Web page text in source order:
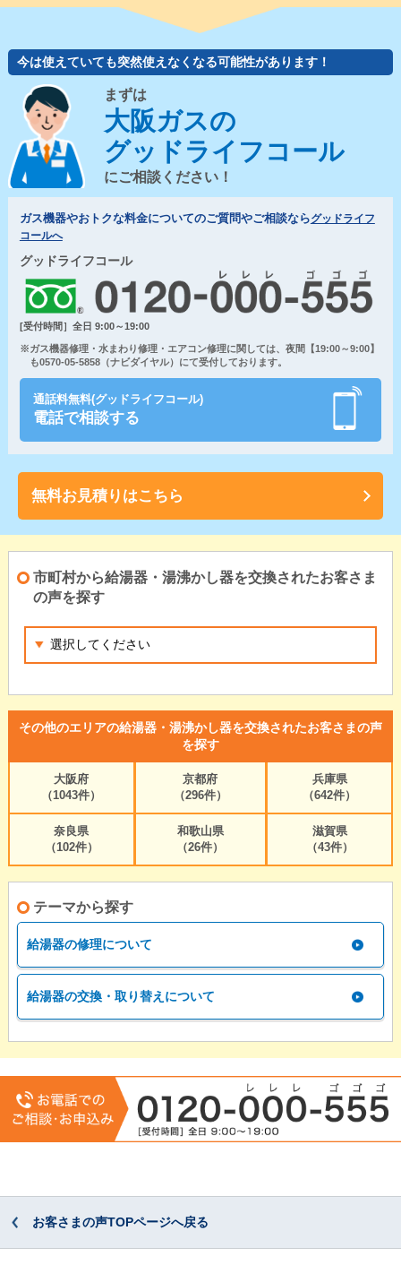
今は使えていても突然使えなくなる可能性があります！
まずは
大阪ガスの
グッドライフコール
にご相談ください！
ガス機器やおトクな料金についてのご質問やご相談ならグッドライフ
コールへ
グッドライフコール
[受付時間］全日 9:00～19:00
※ガス機器修理・水まわり修理・エアコン修理に関しては、夜間【19:00～9:00】
も0570-05-5858（ナビダイヤル）にて受付しております。
通話料無料(グッドライフコール)
電話で相談する
無料お見積りはこちら
市町村から給湯器・湯沸かし器を交換されたお客さま
の声を探す
その他のエリアの給湯器・湯沸かし器を交換されたお客さまの声
を探す
大阪府
（1043件）
京都府
（296件）
兵庫県
（642件）
奈良県
（102件）
和歌山県
（26件）
滋賀県
（43件）
テーマから探す
給湯器の修理について
給湯器の交換・取り替えについて
お客さまの声TOPページへ戻る